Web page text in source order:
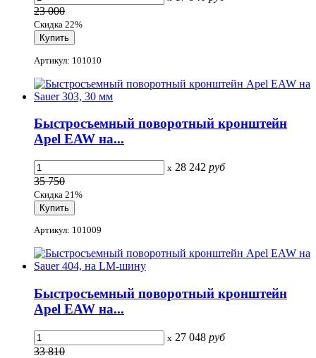
23 000
Скидка 22%
Артикул: 101010
Быстросъемный поворотный кронштейн
Apel EAW на...
x 28 242 руб
35 750
Скидка 21%
Артикул: 101009
Быстросъемный поворотный кронштейн
Apel EAW на...
x 27 048 руб
33 810